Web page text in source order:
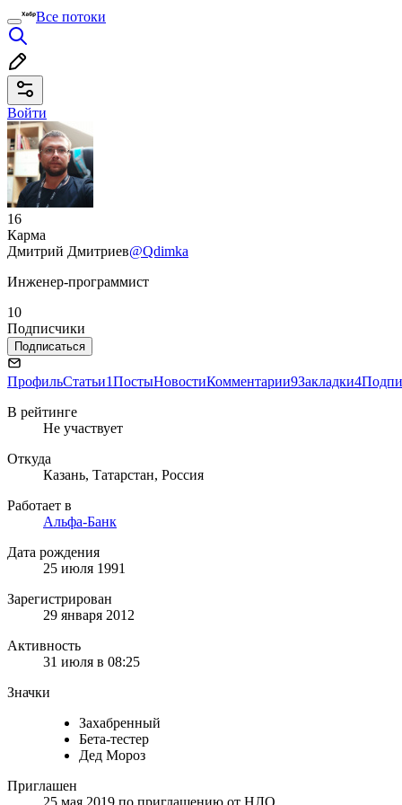
Все потоки
Войти
16
Карма
Дмитрий Дмитриев@Qdimka
Инженер-программист
10
Подписчики
Подписаться
ПрофильСтатьи1ПостыНовостиКомментарии9Закладки4
В рейтинге
Не участвует
Откуда
Казань, Татарстан, Россия
Работает в
Альфа-Банк
Дата рождения
25 июля 1991
Зарегистрирован
29 января 2012
Активность
31 июля в 08:25
Значки
Захабренный
Бета-тестер
Дед Мороз
Приглашен
25 мая 2019 по приглашению от НЛО